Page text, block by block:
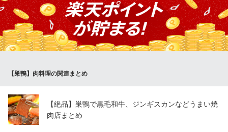
選！！選び抜かれたブランドが当店自慢♪絶品モツ料理をご堪能下
さい♪ お得な宴会でも惜しみなく使用しております♪名物のハイボ
ール卓上サーバー完備です！ご予算に合わせて各種ご用意♪炭火で
焼き上げた地鶏の素材本来の味をご堪能下さい♪
巣鴨もつ焼き専門店
東京都豊島区巣鴨2-3-3 第二福島ビル1F
【巣鴨】肉料理の関連まとめ
【絶品】巣鴨で黒毛和牛、ジンギスカンなどうまい焼
肉店まとめ